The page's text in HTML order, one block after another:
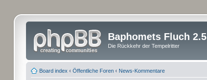
Baphomets Fluch 2.5
Die Rückkehr der Tempelritter
Board index ‹ Öffentliche Foren ‹ News-Kommentare